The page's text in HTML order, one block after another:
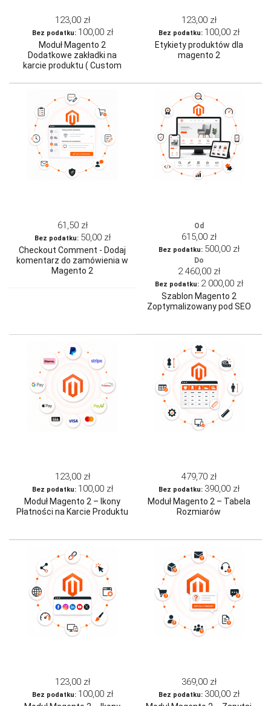
123,00 zł
100,00 zł
Moduł Magento 2
Dodatkowe zakładki na
karcie produktu ( Custom
123,00 zł
100,00 zł
Etykiety produktów dla
magento 2
61,50 zł
50,00 zł
Checkout Comment - Dodaj
komentarz do zamówienia w
Magento 2
Od
615,00 zł
500,00 zł
Do
2 460,00 zł
2 000,00 zł
Szablon Magento 2
Zoptymalizowany pod SEO
123,00 zł
100,00 zł
Moduł Magento 2 – Ikony
Płatności na Karcie Produktu
479,70 zł
390,00 zł
Moduł Magento 2 – Tabela
Rozmiarów
123,00 zł
100,00 zł
369,00 zł
300,00 zł